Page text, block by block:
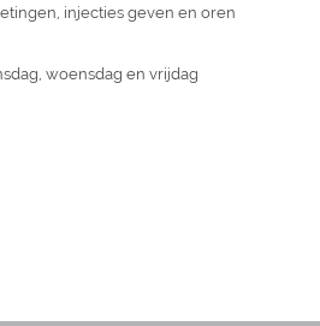
injecties geven en oren
woensdag en vrijdag